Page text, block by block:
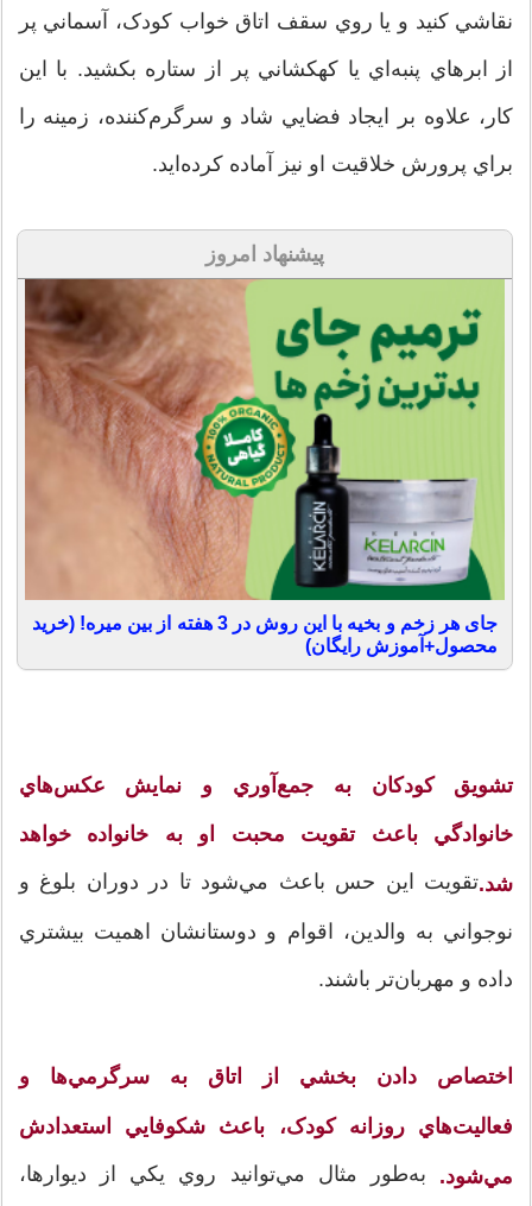
نقاشي کنيد و يا روي سقف اتاق خواب کودک، آسماني پر
از ابرهاي پنبه‌اي يا کهکشاني پر از ستاره بکشيد. با اين
کار، علاوه بر ايجاد فضايي شاد و سرگرم‌کننده، زمينه را
براي پرورش خلاقيت‌ او نيز آماده کرده‌ايد.
پیشنهاد امروز
جای هر زخم و بخیه با این روش در 3 هفته از بین میره! (خرید
محصول+آموزش رایگان)
تشويق کودکان به جمع‌آوري و نمايش عکس‌هاي
خانوادگي باعث تقويت محبت او به خانواده خواهد
شد.تقويت اين حس باعث مي‌شود تا در دوران بلوغ و
نوجواني به والدين، اقوام و دوستانشان اهميت بيشتري
داده و مهربان‌تر باشند.
اختصاص دادن بخشي از اتاق به سرگرمي‌ها و
فعاليت‌هاي روزانه کودک، باعث شکوفايي استعدادش
مي‌شود. به‌طور مثال مي‌توانيد روي يکي از ديوارها،